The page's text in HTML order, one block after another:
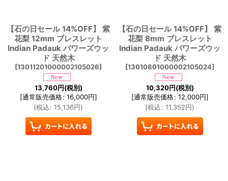
【石の日セール 14%OFF】 紫
花梨 12mm ブレスレット
Indian Padauk パワーズウッ
ド 天然木
[13011201000002105026]
13,760円(税別)
[通常販売価格: 16,000円]
(税込: 15,136円)
【石の日セール 14%OFF】 紫
花梨 8mm ブレスレット
Indian Padauk パワーズウッ
ド 天然木
[13010801000002105024]
10,320円(税別)
[通常販売価格: 12,000円]
(税込: 11,352円)